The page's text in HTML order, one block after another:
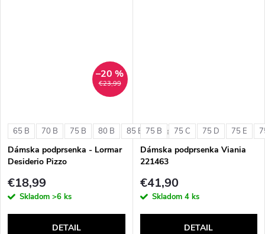
€23,99
–20 %
65 B 70 B 75 B 80 B 85 B + ďalšie
Dámska podprsenka - Lormar
Desiderio Pizzo
€18,99
Skladom >6 ks
DETAIL
75 B 75 C 75 D 75 E
Dámska podprsenka Viania
221463
€41,90
Skladom 4 ks
DETAIL